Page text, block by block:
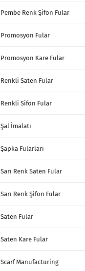
Pembe Renk Şifon Fular
Promosyon Fular
Promosyon Kare Fular
Renkli Saten Fular
Renkli Sifon Fular
Şal İmalatı
Şapka Fularları
Sarı Renk Saten Fular
Sarı Renk Şifon Fular
Saten Fular
Saten Kare Fular
Scarf Manufacturing